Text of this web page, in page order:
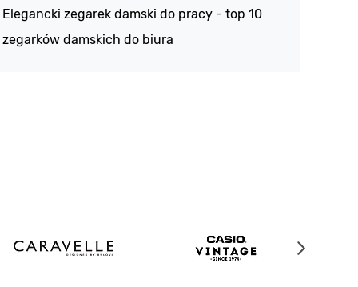
Elegancki zegarek damski do pracy - top 10
zegarków damskich do biura